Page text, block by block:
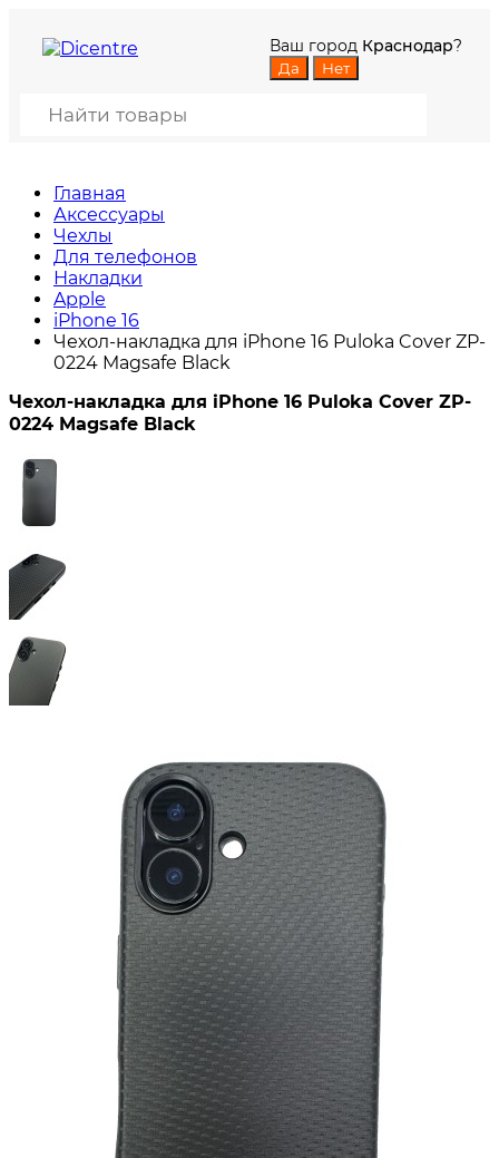
Ваш город Краснодар?
Главная
Аксессуары
Чехлы
Для телефонов
Накладки
Apple
iPhone 16
Чехол-накладка для iPhone 16 Puloka Cover ZP-
0224 Magsafe Black
Чехол-накладка для iPhone 16 Puloka Cover ZP-
0224 Magsafe Black